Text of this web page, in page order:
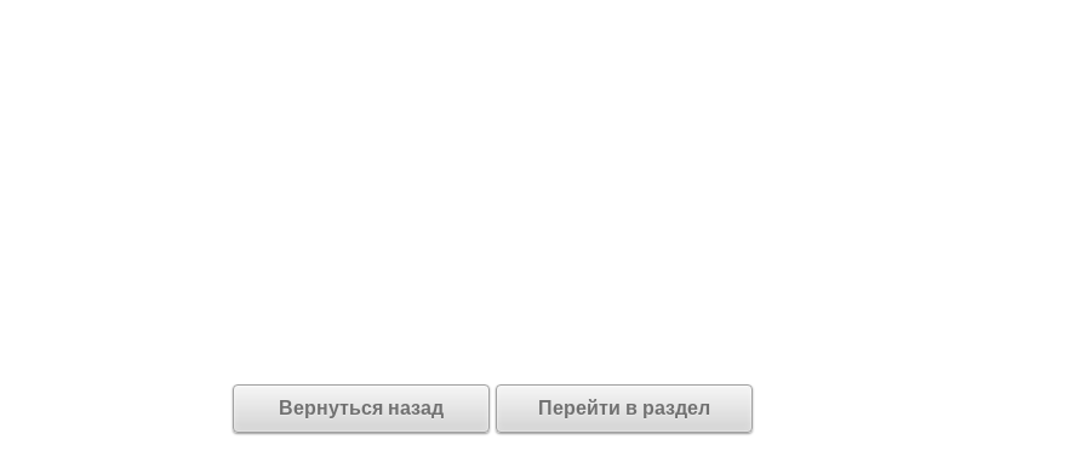
Вернуться назад Перейти в раздел